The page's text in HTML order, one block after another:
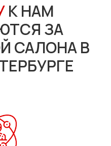
К НАМ
ЗА
САЛОНА В